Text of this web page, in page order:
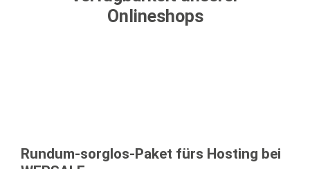
Onlineshops
Rundum-sorglos-Paket fürs Hosting bei